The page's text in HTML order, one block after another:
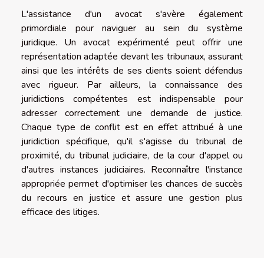
L'assistance d'un avocat s'avère également
primordiale pour naviguer au sein du système
juridique. Un avocat expérimenté peut offrir une
représentation adaptée devant les tribunaux, assurant
ainsi que les intérêts de ses clients soient défendus
avec rigueur. Par ailleurs, la connaissance des
juridictions compétentes est indispensable pour
adresser correctement une demande de justice.
Chaque type de conflit est en effet attribué à une
juridiction spécifique, qu'il s'agisse du tribunal de
proximité, du tribunal judiciaire, de la cour d'appel ou
d'autres instances judiciaires. Reconnaître l'instance
appropriée permet d'optimiser les chances de succès
du recours en justice et assure une gestion plus
efficace des litiges.